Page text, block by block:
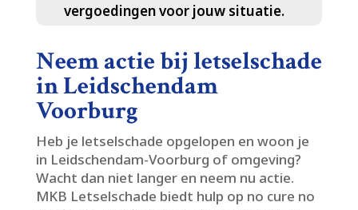
vergoedingen voor jouw situatie.​
Neem actie bij letselschade
in Leidschendam
Voorburg
Heb je letselschade opgelopen en woon je
in Leidschendam-Voorburg of omgeving?
Wacht dan niet langer en neem nu actie.​
MKB Letselschade biedt hulp op no cure no